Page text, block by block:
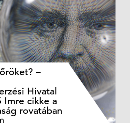
–
Hivatal
Imre cikke a
rovatában